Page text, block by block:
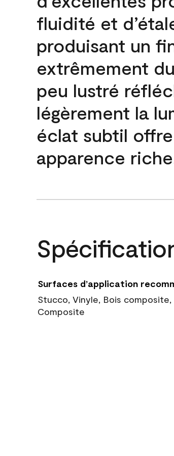
fluidité et
produisant un
extrêmement
peu lustré
légèrement la
éclat subtil
apparence
Surfaces d’application
Stucco, Vinyle, Bois
Composite